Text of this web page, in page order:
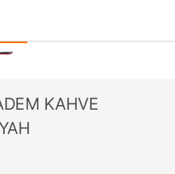
KAHVE